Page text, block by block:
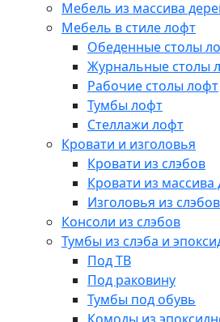
Мебель из массива
Мебель в стиле лофт
Обеденные столы
Журнальные столы
Рабочие столы лофт
Тумбы лофт
Стеллажи лофт
Кровати и изголовья
Кровати из слэбов
Кровати из массива
Изголовья из слэбов
Консоли из слэбов
Тумбы из слэба и
Под ТВ
Под раковину
Тумбы под обувь